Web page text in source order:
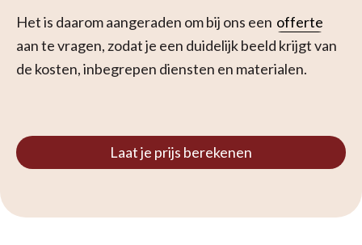
Het is daarom aangeraden om bij ons een offerte
aan te vragen, zodat je een duidelijk beeld krijgt van
de kosten, inbegrepen diensten en materialen.
Laat je prijs berekenen